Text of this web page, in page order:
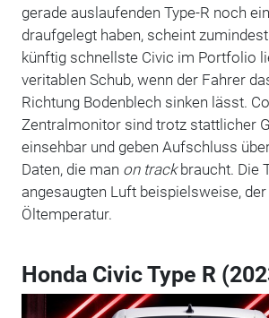
gerade auslaufenden Type-R noch
draufgelegt haben, scheint
künftig schnellste Civic im Portfolio
veritablen Schub, wenn der Fahrer
Richtung Bodenblech sinken lässt.
Zentralmonitor sind trotz stattlicher
einsehbar und geben Aufschluss
Daten, die man on trackbraucht. Die
angesaugten Luft beispielsweise,
Öltemperatur.
Honda Civic Type R